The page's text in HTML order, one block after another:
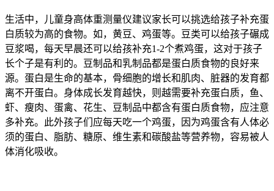
生活中，儿童身高体重测量仪建议家长可以挑选给孩子补充蛋
白质较为高的食物。如，黄豆、鸡蛋等。豆类可以给孩子碾成
豆浆喝，每天早晨还可以给孩补充1-2个煮鸡蛋，这对于孩子
长个子是有利的。豆制品和乳制品都是蛋白质食物的良好来
源。蛋白是生命的基本，骨细胞的增长和肌肉、脏器的发育都
离不开蛋白。身体成长发育越快，则越需要补充蛋白质，鱼、
虾、瘦肉、蛋禽、花生、豆制品中都含有蛋白质食物，应注意
多补充。此外孩子们应每天吃一个鸡蛋，因为鸡蛋含有人体必
须的蛋白、脂肪、糖原、维生素和碳酸盐等营养物，容易被人
体消化吸收。